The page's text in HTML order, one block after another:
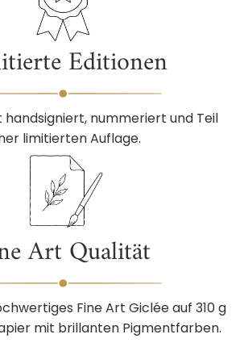
Editionen
handsigniert, nummeriert und Teil
limitierten Auflage.
Art Qualität
Fine Art Giclée auf 310 g
mit brillanten Pigmentfarben.